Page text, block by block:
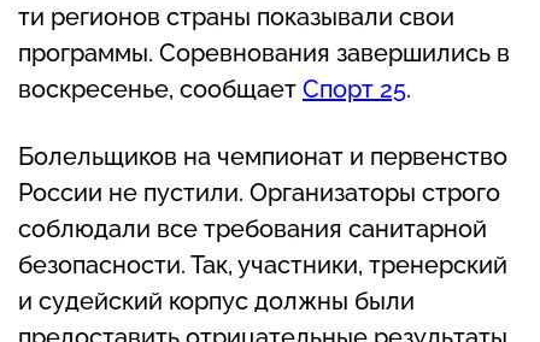
ти регионов страны показывали свои
программы. Соревнования завершились в
воскресенье, сообщает Спорт 25.
Болельщиков на чемпионат и первенство
России не пустили. Организаторы строго
соблюдали все требования санитарной
безопасности. Так, участники, тренерский
и судейский корпус должны были